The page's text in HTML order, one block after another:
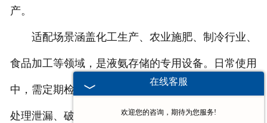
产。
适配场景涵盖化工生产、农业施肥、制冷行业、
食品加工等领域，是液氨存储的专用设备。日常使用
中，需定期检查储罐的密封情况与罐体完好性，及时
处理泄漏、破损问题；定期校准压力表、液位计与安
在线客服
欢迎您的咨询，期待为您服务!